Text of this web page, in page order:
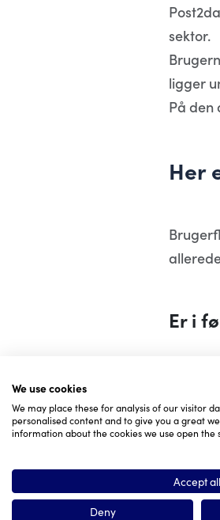
sektor.
ligger
På den
Her
Er i
We use cookies
We may place these for analysis of our visitor
personalised content and to give you a great
information about the cookies we use open the
Accept all
Deny